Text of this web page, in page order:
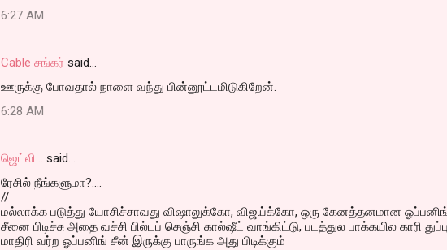
6:27 AM
Cable சங்கர் said…
ஊருக்கு போவதால் நாளை வந்து பின்னூட்டமிடுகிறேன்.
6:28 AM
ஜெட்லி... said…
ரேசில் நீங்களுமா?....
//
மல்லாக்க படுத்து யோசிச்சாவது விஷாலுக்கோ, விஜய்க்கோ, ஒரு கேனத்தனமான
சீனை பிடிச்சு அதை வச்சி பில்டப் செஞ்சி கால்ஷீட் வாங்கிட்டு, படத்துல பாக்கயில காரி
மாதிரி வர்ற ஓப்பனிங் சீன் இருக்கு பாருங்க அது பிடிக்கும்